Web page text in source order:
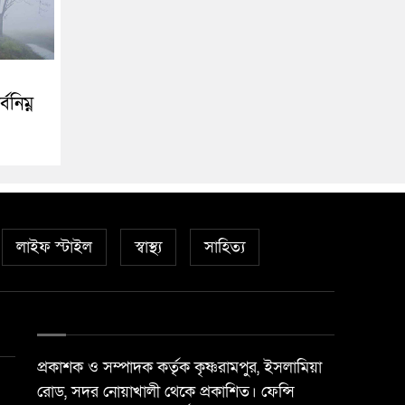
লাইফ স্টাইল স্বাস্থ্য সাহিত্য
প্রকাশক ও সম্পাদক কর্তৃক কৃষ্ণরামপুর, ইসলামিয়া
রোড, সদর নোয়াখালী থেকে প্রকাশিত। ফেন্সি